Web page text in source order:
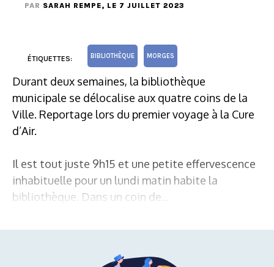
PAR SARAH REMPE, LE 7 JUILLET 2023
ÉTIQUETTES: BIBLIOTHÈQUE MORGES
Durant deux semaines, la bibliothèque
municipale se délocalise aux quatre coins de la
Ville. Reportage lors du premier voyage à la Cure
d’Air.
Il est tout juste 9h15 et une petite effervescence
inhabituelle pour un lundi matin habite la
bibliothèque. Dans un coin de...